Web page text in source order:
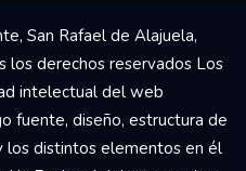
San Rafael de Alajuela,
los derechos reservados Los
intelectual del web
fuente, diseño, estructura de
los distintos elementos en él